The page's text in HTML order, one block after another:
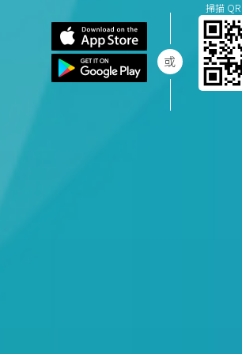
掃描